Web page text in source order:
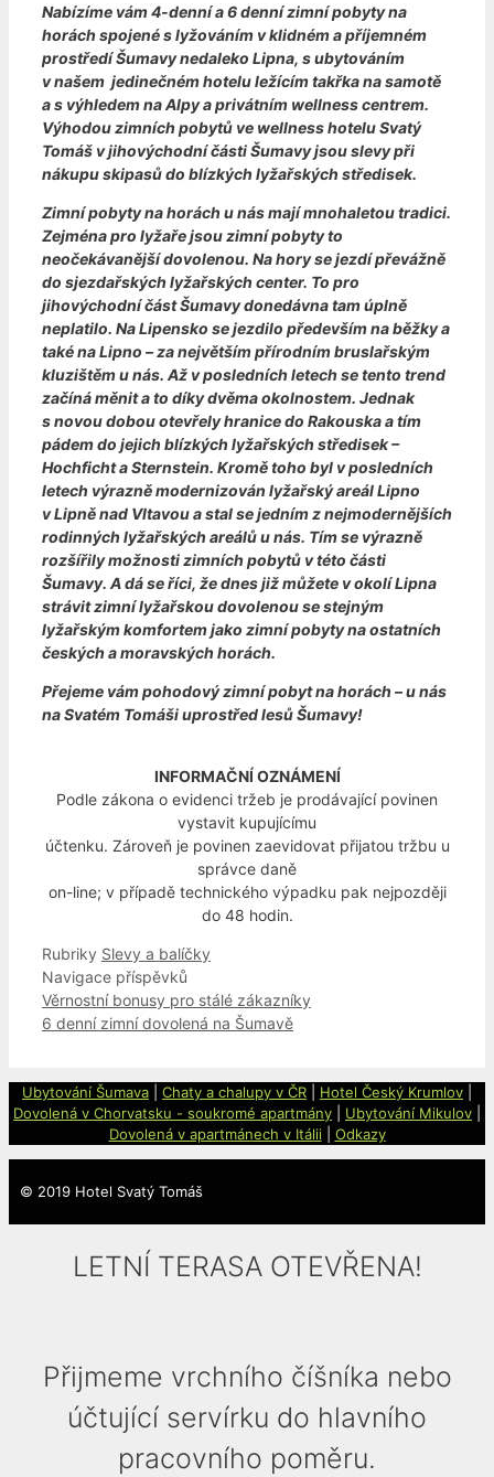
Nabízíme vám 4-denní a 6 denní zimní pobyty na
horách spojené s lyžováním v klidném a příjemném
prostředí Šumavy nedaleko Lipna, s ubytováním
v našem jedinečném hotelu ležícím takřka na samotě
a s výhledem na Alpy a privátním wellness centrem.
Výhodou zimních pobytů ve wellness hotelu Svatý
Tomáš v jihovýchodní části Šumavy jsou slevy při
nákupu skipasů do blízkých lyžařských středisek.
Zimní pobyty na horách u nás mají mnohaletou tradici.
Zejména pro lyžaře jsou zimní pobyty to
neočekávanější dovolenou. Na hory se jezdí převážně
do sjezdařských lyžařských center. To pro
jihovýchodní část Šumavy donedávna tam úplně
neplatilo. Na Lipensko se jezdilo především na běžky a
také na Lipno – za největším přírodním bruslařským
kluzištěm u nás. Až v posledních letech se tento trend
začíná měnit a to díky dvěma okolnostem. Jednak
s novou dobou otevřely hranice do Rakouska a tím
pádem do jejich blízkých lyžařských středisek –
Hochficht a Sternstein. Kromě toho byl v posledních
letech výrazně modernizován lyžařský areál Lipno
v Lipně nad Vltavou a stal se jedním z nejmodernějších
rodinných lyžařských areálů u nás. Tím se výrazně
rozšířily možnosti zimních pobytů v této části
Šumavy. A dá se říci, že dnes již můžete v okolí Lipna
strávit zimní lyžařskou dovolenou se stejným
lyžařským komfortem jako zimní pobyty na ostatních
českých a moravských horách.
Přejeme vám pohodový zimní pobyt na horách – u nás
na Svatém Tomáši uprostřed lesů Šumavy!
INFORMAČNÍ OZNÁMENÍ
Podle zákona o evidenci tržeb je prodávající povinen
vystavit kupujícímu
účtenku. Zároveň je povinen zaevidovat přijatou tržbu u
správce daně
on-line; v případě technického výpadku pak nejpozději
do 48 hodin.
Rubriky Slevy a balíčky
Navigace příspěvků
Věrnostní bonusy pro stálé zákazníky
6 denní zimní dovolená na Šumavě
Ubytování Šumava Chaty a chalupy v ČR Hotel Český Krumlov
Dovolená v Chorvatsku - soukromé apartmány
Ubytování Mikulov
Dovolená v apartmánech v Itálii| Odkazy
© 2019 Hotel Svatý Tomáš
LETNÍ TERASA OTEVŘENA!
Přijmeme vrchního číšníka nebo
účtující servírku do hlavního
pracovního poměru.